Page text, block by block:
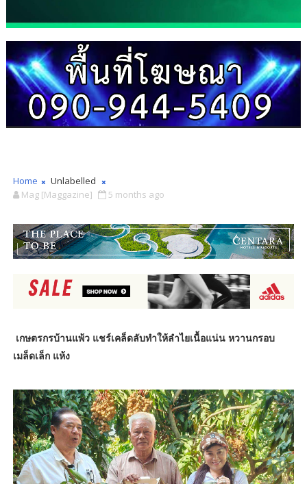
Home
Unlabelled
Mag [Maggazine]
5 months ago
เกษตรกรบ้านแพ้ว แชร์เคล็ดลับทำให้ลำไยเนื้อแน่น หวานกรอบ
เมล็ดเล็ก แห้ง